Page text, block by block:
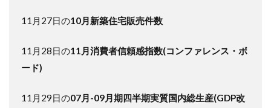
11月27日の10月新築住宅販売件数
11月28日の11月消費者信頼感指数(コンファレンス・ボ
ード)
11月29日の07月-09月期四半期実質国内総生産(GDP改